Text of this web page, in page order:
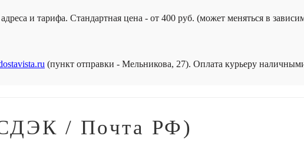
и тарифа. Стандартная цена - от 400 руб. (может меняться в
(пункт отправки - Мельникова, 27). Оплата курьеру
/ Почта РФ)